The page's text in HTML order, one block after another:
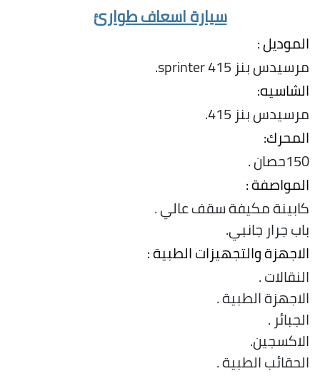
سيارة اسعاف طوارئ
الموديل :
مرسيدس بنز sprinter 415.
الشاسيه:
مرسيدس بنز 415.
المحرك:
150حصان .
المواصفة :
كابينة مكيفة سقف عالي .
باب جرار جانبي.
الاجهزة والتجهيزات الطبية :
النقالات .
الاجهزة الطبية .
الجبائر .
الاكسجين.
الحقائب الطبية .